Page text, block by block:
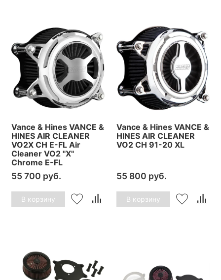
Vance & Hines VANCE &
HINES AIR CLEANER
VO2X CH E-FL Air
Cleaner VO2 "X"
Chrome E-FL
55 700 руб.
В корзину
Vance & Hines VANCE &
HINES AIR CLEANER
VO2 CH 91-20 XL
55 800 руб.
В корзину